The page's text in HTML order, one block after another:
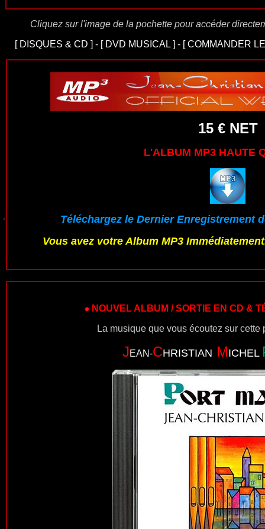
Cliquez sur l'image de la pochette pour accéder
[ DISQUES & CD ] - [ DVD MUSICAL ] - [COMMANDER
15 € NET
L'ALBUM MP3 HAUTE
Téléchargez le Dernier Enregistrement
Vous avez votre Album MP3
NOUVEL ALBUM / SORTIE EN CD &
La musique que vous écoutez sur cette
JEAN-CHRISTIAN MICHEL